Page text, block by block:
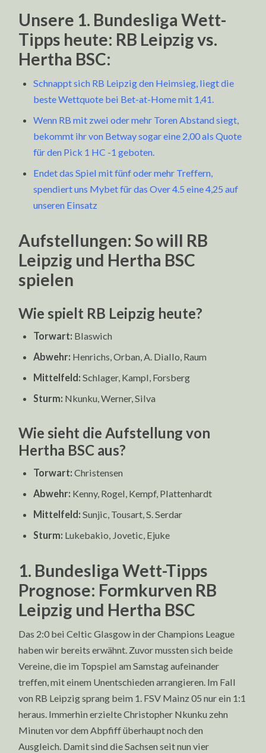
Unsere 1. Bundesliga Wett-
Tipps heute: RB Leipzig vs.
Hertha BSC:
Schnappt sich RB Leipzig den Heimsieg, liegt die
beste Wettquote bei Bet-at-Home mit 1,41.
Wenn RB mit zwei oder mehr Toren Abstand siegt,
bekommt ihr von Betway sogar eine 2,00 als Quote
für den Pick 1 HC -1 geboten.
Endet das Spiel mit fünf oder mehr Treffern,
spendiert uns Mybet für das Over 4.5 eine 4,25 auf
unseren Einsatz
Aufstellungen: So will RB
Leipzig und Hertha BSC
spielen
Wie spielt RB Leipzig heute?
Torwart: Blaswich
Abwehr: Henrichs, Orban, A. Diallo, Raum
Mittelfeld: Schlager, Kampl, Forsberg
Sturm: Nkunku, Werner, Silva
Wie sieht die Aufstellung von
Hertha BSC aus?
Torwart: Christensen
Abwehr: Kenny, Rogel, Kempf, Plattenhardt
Mittelfeld: Sunjic, Tousart, S. Serdar
Sturm: Lukebakio, Jovetic, Ejuke
1. Bundesliga Wett-Tipps
Prognose: Formkurven RB
Leipzig und Hertha BSC
Das 2:0 bei Celtic Glasgow in der Champions League
haben wir bereits erwähnt. Zuvor mussten sich beide
Vereine, die im Topspiel am Samstag aufeinander
treffen, mit einem Unentschieden arrangieren. Im Fall
von RB Leipzig sprang beim 1. FSV Mainz 05 nur ein 1:1
heraus. Immerhin erzielte Christopher Nkunku zehn
Minuten vor dem Abpfiff überhaupt noch den
Ausgleich. Damit sind die Sachsen seit nun vier